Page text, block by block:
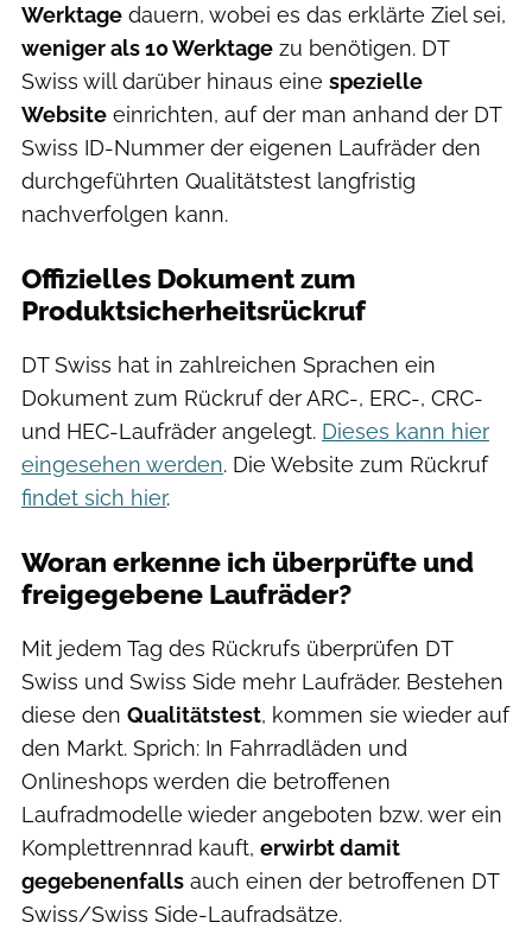
Werktage dauern, wobei es das erklärte Ziel sei,
weniger als 10 Werktage zu benötigen. DT
Swiss will darüber hinaus eine spezielle
Website einrichten, auf der man anhand der DT
Swiss ID-Nummer der eigenen Laufräder den
durchgeführten Qualitätstest langfristig
nachverfolgen kann.
Offizielles Dokument zum
Produktsicherheitsrückruf
DT Swiss hat in zahlreichen Sprachen ein
Dokument zum Rückruf der ARC-, ERC-, CRC-
und HEC-Laufräder angelegt. Dieses kann hier
eingesehen werden. Die Website zum Rückruf
findet sich hier.
Woran erkenne ich überprüfte und
freigegebene Laufräder?
Mit jedem Tag des Rückrufs überprüfen DT
Swiss und Swiss Side mehr Laufräder. Bestehen
diese den Qualitätstest, kommen sie wieder auf
den Markt. Sprich: In Fahrradläden und
Onlineshops werden die betroffenen
Laufradmodelle wieder angeboten bzw. wer ein
Komplettrennrad kauft, erwirbt damit
gegebenenfalls auch einen der betroffenen DT
Swiss/Swiss Side-Laufradsätze.